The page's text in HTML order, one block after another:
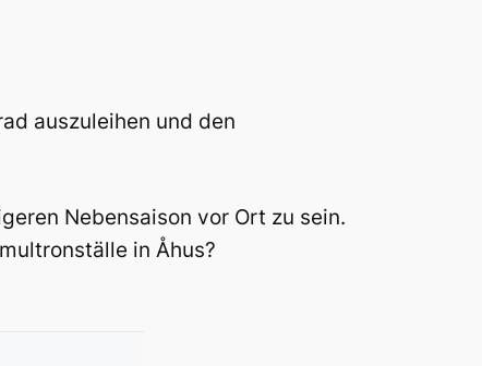
auszuleihen und den
Nebensaison vor Ort zu sein.
in Åhus?